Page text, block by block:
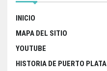
INICIO
MAPA DEL SITIO
YOUTUBE
HISTORIA DE PUERTO PLATA